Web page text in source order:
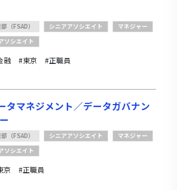
（FSAD） シニアアソシエイト
マネジャー
ソシエイト
融 #東京
#正職員
タマネジメント／データガバナン
（FSAD） シニアアソシエイト
マネジャー
ソシエイト
京
#正職員